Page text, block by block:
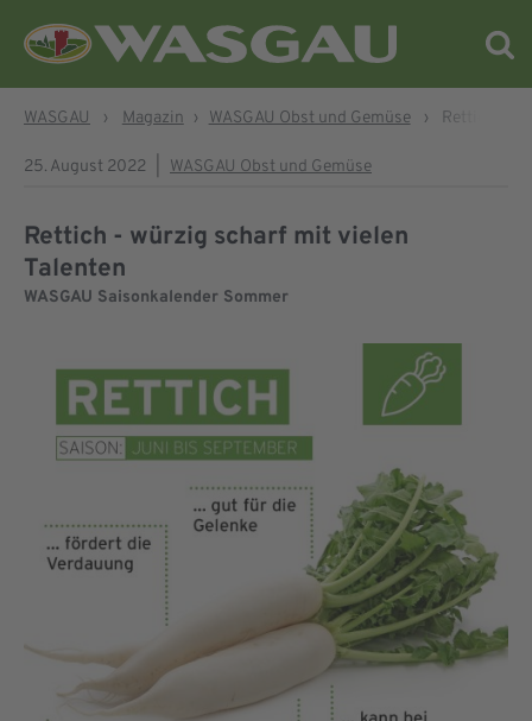
WASGAU › Magazin › WASGAU Obst und Gemüse › Rettich -
25. August 2022 WASGAU Obst und Gemüse
Rettich - würzig scharf mit vielen
Talenten
WASGAU Saisonkalender Sommer